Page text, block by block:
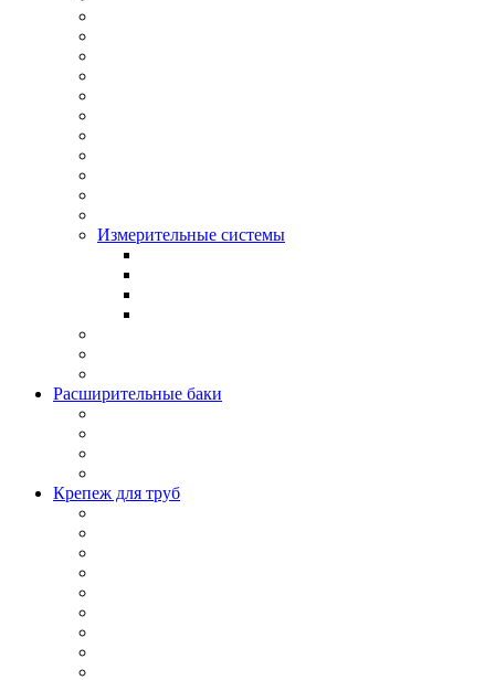
Измерительные системы
Расширительные баки
Крепеж для труб